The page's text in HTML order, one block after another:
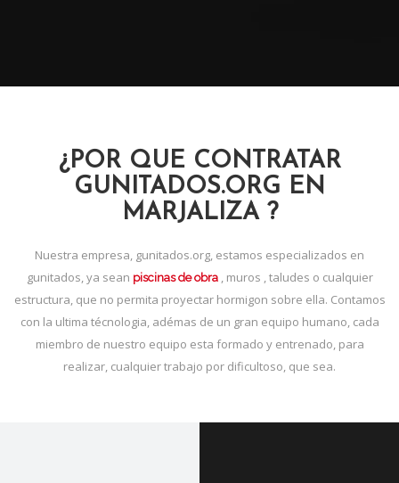
¿POR QUE CONTRATAR
GUNITADOS.ORG EN
MARJALIZA ?
Nuestra empresa, gunitados.org, estamos especializados en
gunitados, ya sean piscinas de obra, muros , taludes o cualquier
estructura, que no permita proyectar hormigon sobre ella. Contamos
con la ultima técnologia, adémas de un gran equipo humano, cada
miembro de nuestro equipo esta formado y entrenado, para
realizar, cualquier trabajo por dificultoso, que sea.